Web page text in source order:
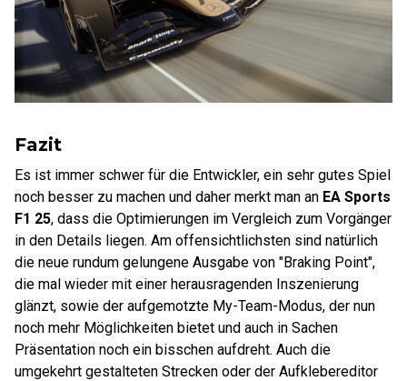
Fazit
Es ist immer schwer für die Entwickler, ein sehr gutes Spiel
noch besser zu machen und daher merkt man an EA Sports
F1 25, dass die Optimierungen im Vergleich zum Vorgänger
in den Details liegen. Am offensichtlichsten sind natürlich
die neue rundum gelungene Ausgabe von "Braking Point",
die mal wieder mit einer herausragenden Inszenierung
glänzt, sowie der aufgemotzte My-Team-Modus, der nun
noch mehr Möglichkeiten bietet und auch in Sachen
Präsentation noch ein bisschen aufdreht. Auch die
umgekehrt gestalteten Strecken oder der Aufklebereditor